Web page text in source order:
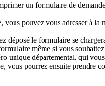
un formulaire de
vous pouvez vous adresser à la
déposé le formulaire se
même si vous
unique départemental, qui
vous pourrez ensuite prendre